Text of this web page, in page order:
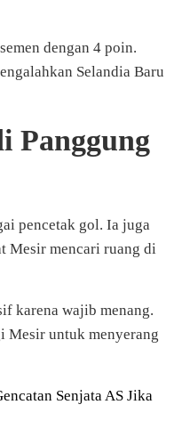
dengan 4 poin.
Selandia Baru
Panggung
pencetak gol. Ia juga
Mesir mencari ruang di
karena wajib menang.
Mesir untuk menyerang
Senjata AS Jika